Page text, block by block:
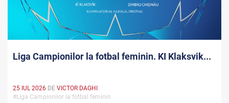
Liga Campionilor la fotbal feminin. KI Klaksvik...
25 IUL 2026 DE VICTOR DAGHI
#Liga Campionilor la fotbal feminin